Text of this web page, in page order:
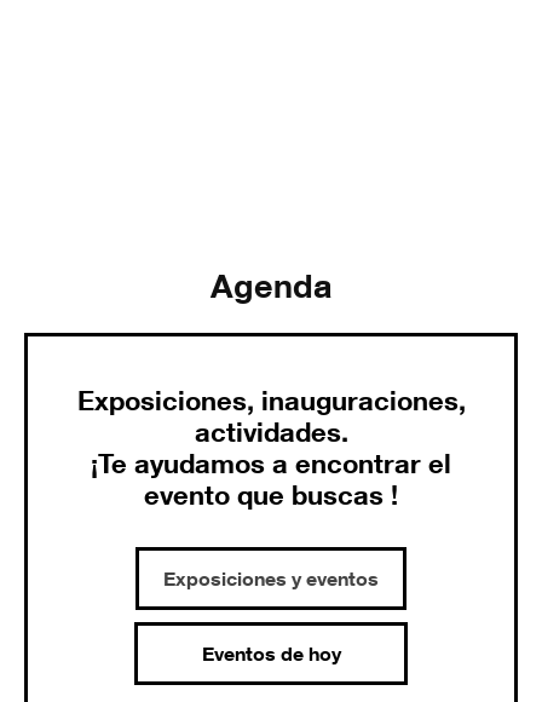
Agenda
Exposiciones, inauguraciones,
actividades.
¡Te ayudamos a encontrar el
evento que buscas !
Exposiciones y eventos
Eventos de hoy